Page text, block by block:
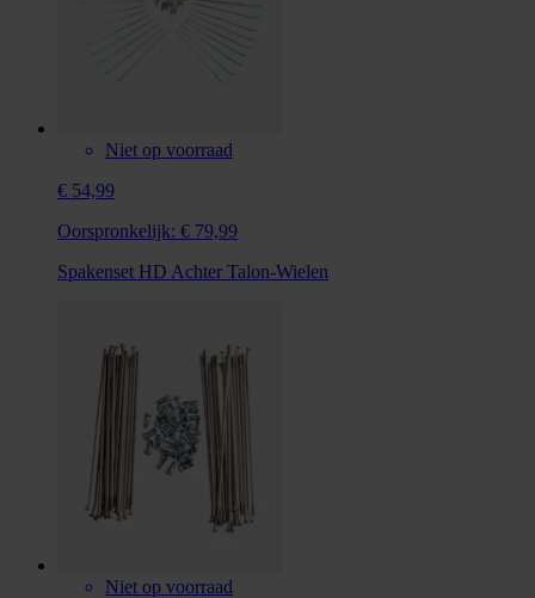
Niet op voorraad
€ 54,99
Oorspronkelijk: € 79,99
Spakenset HD Achter Talon-Wielen
Niet op voorraad